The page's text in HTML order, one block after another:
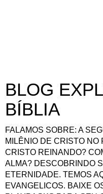
BLOG
BÍBLIA
FALAMOS SOBRE: A
MILÊNIO DE CRISTO NO
CRISTO REINANDO?
ALMA? DESCOBRINDO
ETERNIDADE. TEMOS
EVANGELICOS. BAIXE